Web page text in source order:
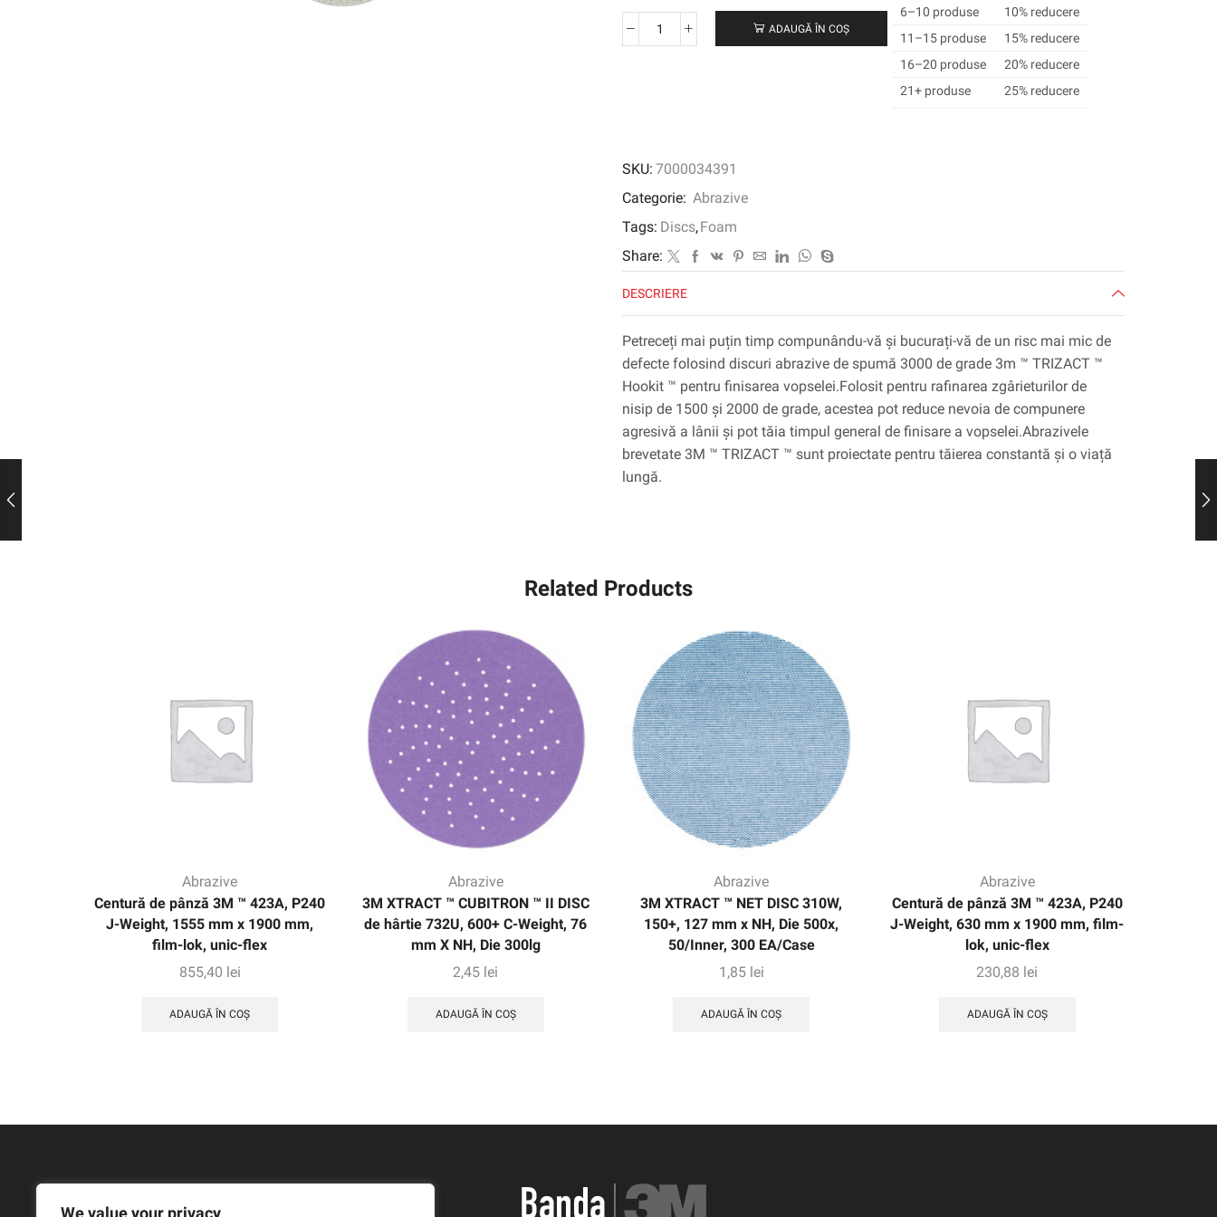
We value your privacy
Cantitate
FOAM
ABRASIVE
DISC
443SA,
75
mm,
3000,
50415
ADAUGĂ ÎN COȘ
6–10 produse
10% reducere
11–15 produse
15% reducere
16–20 produse
20% reducere
21+ produse
25% reducere
SKU: 7000034391
Categorie: Abrazive
Tags: Discs,Foam
Share:
DESCRIERE
Petreceți mai puțin timp compunându-vă și bucurați-vă de un risc mai mic de
defecte folosind discuri abrazive de spumă 3000 de grade 3m ™ TRIZACT ™
Hookit ™ pentru finisarea vopselei.Folosit pentru rafinarea zgârieturilor de
nisip de 1500 și 2000 de grade, acestea pot reduce nevoia de compunere
agresivă a lânii și pot tăia timpul general de finisare a vopselei.Abrazivele
brevetate 3M ™ TRIZACT ™ sunt proiectate pentru tăierea constantă și o viață
lungă.
Related Products
Abrazive
Centură de pânză 3M ™ 423A, P240
J-Weight, 1555 mm x 1900 mm,
film-lok, unic-flex
855,40 lei
ADAUGĂ ÎN COȘ
Abrazive
3M XTRACT ™ CUBITRON ™ II DISC
de hârtie 732U, 600+ C-Weight, 76
mm X NH, Die 300lg
2,45 lei
ADAUGĂ ÎN COȘ
Abrazive
3M XTRACT ™ NET DISC 310W,
150+, 127 mm x NH, Die 500x,
50/Inner, 300 EA/Case
1,85 lei
ADAUGĂ ÎN COȘ
Abrazive
Centură de pânză 3M ™ 423A, P240
J-Weight, 630 mm x 1900 mm, film-
lok, unic-flex
230,88 lei
ADAUGĂ ÎN COȘ